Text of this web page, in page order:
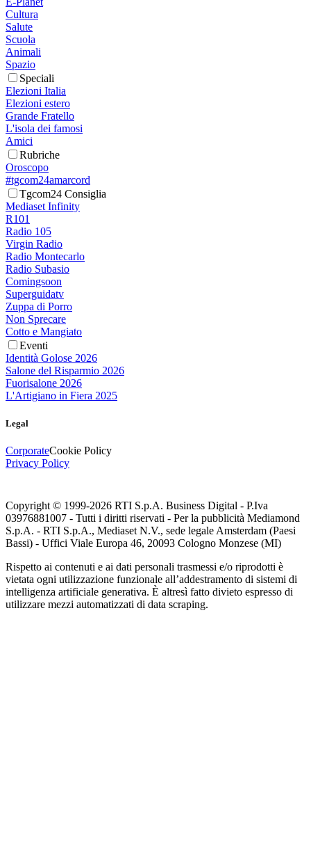
Cultura
Salute
Scuola
Animali
Spazio
Speciali
Elezioni Italia
Elezioni estero
Grande Fratello
L'isola dei famosi
Amici
Rubriche
Oroscopo
#tgcom24amarcord
Tgcom24 Consiglia
Mediaset Infinity
R101
Radio 105
Virgin Radio
Radio Montecarlo
Radio Subasio
Comingsoon
Superguidatv
Zuppa di Porro
Non Sprecare
Cotto e Mangiato
Eventi
Identità Golose 2026
Salone del Risparmio 2026
Fuorisalone 2026
L'Artigiano in Fiera 2025
Legal
CorporateCookie Policy
Privacy Policy
Copyright © 1999-2026 RTI S.p.A. Business Digital - P.Iva
03976881007 - Tutti i diritti riservati - Per la pubblicità Mediamond
S.p.A. - RTI S.p.A., Mediaset N.V., sede legale Amsterdam (Paesi
Bassi) - Uffici Viale Europa 46, 20093 Cologno Monzese (MI)
Rispetto ai contenuti e ai dati personali trasmessi e/o riprodotti è
vietata ogni utilizzazione funzionale all’addestramento di sistemi di
intelligenza artificiale generativa. È altresì fatto divieto espresso di
utilizzare mezzi automatizzati di data scraping.